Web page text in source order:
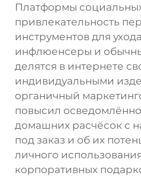
Платформы
привлекательность
инструментов для
инфлюенсеры и
делятся в интернете
индивидуальными
органичный
повысил
домашних расчёсок с
под заказ и об их
личного
корпоративных